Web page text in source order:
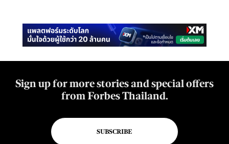
Sign up for more stories and special offers
from Forbes Thailand.
SUBSCRIBE